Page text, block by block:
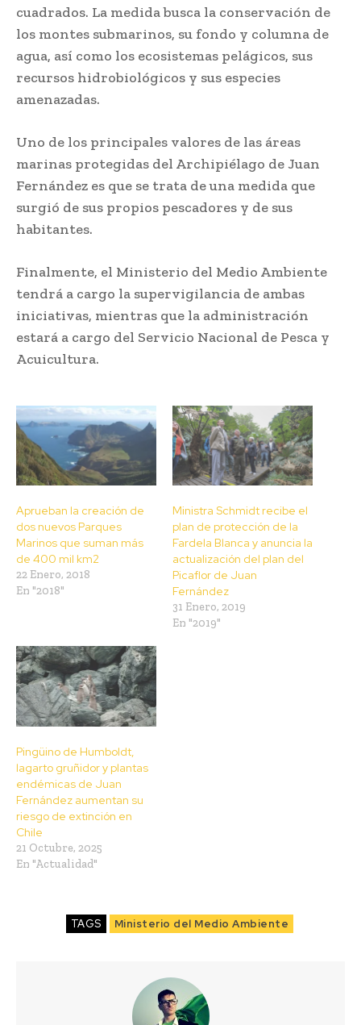
cuadrados. La medida busca la conservación de
los montes submarinos, su fondo y columna de
agua, así como los ecosistemas pelágicos, sus
recursos hidrobiológicos y sus especies
amenazadas.
Uno de los principales valores de las áreas
marinas protegidas del Archipiélago de Juan
Fernández es que se trata de una medida que
surgió de sus propios pescadores y de sus
habitantes.
Finalmente, el Ministerio del Medio Ambiente
tendrá a cargo la supervigilancia de ambas
iniciativas, mientras que la administración
estará a cargo del Servicio Nacional de Pesca y
Acuicultura.
Aprueban la creación de
dos nuevos Parques
Marinos que suman más
de 400 mil km2
22 Enero, 2018
En "2018"
Ministra Schmidt recibe el
plan de protección de la
Fardela Blanca y anuncia la
actualización del plan del
Picaflor de Juan
Fernández
31 Enero, 2019
En "2019"
Pingüino de Humboldt,
lagarto gruñidor y plantas
endémicas de Juan
Fernández aumentan su
riesgo de extinción en
Chile
21 Octubre, 2025
En "Actualidad"
TAGS Ministerio del Medio Ambiente